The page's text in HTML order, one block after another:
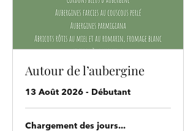
Autour de l’aubergine
13 Août 2026 - Débutant
Chargement des jours...